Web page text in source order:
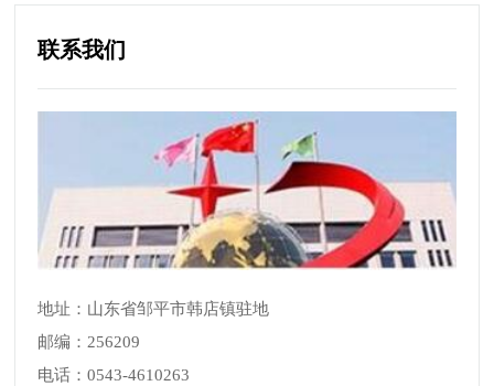
联系我们
地址：山东省邹平市韩店镇驻地
邮编：256209
电话：0543-4610263